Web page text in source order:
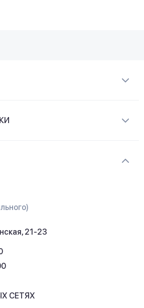
21-23
СЕТЯХ